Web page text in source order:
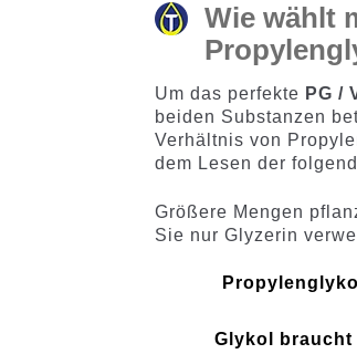
Wie wählt
Um das perfekte PG /
beiden Substanzen
Verhältnis von
dem Lesen der
Größere Mengen
Sie nur Glyzerin
Glykol braucht